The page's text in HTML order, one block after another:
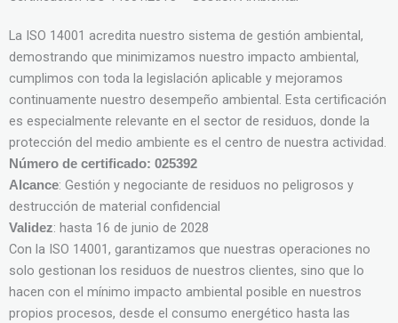
La ISO 14001 acredita nuestro sistema de gestión ambiental,
demostrando que minimizamos nuestro impacto ambiental,
cumplimos con toda la legislación aplicable y mejoramos
continuamente nuestro desempeño ambiental. Esta certificación
es especialmente relevante en el sector de residuos, donde la
protección del medio ambiente es el centro de nuestra actividad.
Número de certificado: 025392
Alcance: Gestión y negociante de residuos no peligrosos y
destrucción de material confidencial
Validez: hasta 16 de junio de 2028
Con la ISO 14001, garantizamos que nuestras operaciones no
solo gestionan los residuos de nuestros clientes, sino que lo
hacen con el mínimo impacto ambiental posible en nuestros
propios procesos, desde el consumo energético hasta las